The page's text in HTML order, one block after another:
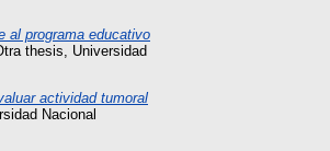
al programa educativo
thesis, Universidad
actividad tumoral
Nacional